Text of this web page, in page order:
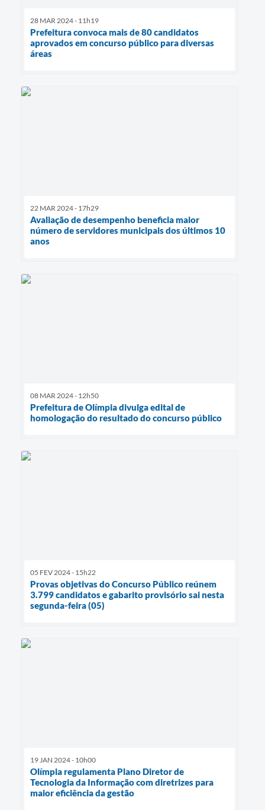
28 MAR 2024 - 11h19
Prefeitura convoca mais de 80 candidatos
aprovados em concurso público para diversas
áreas
22 MAR 2024 - 17h29
Avaliação de desempenho beneficia maior
número de servidores municipais dos últimos 10
anos
08 MAR 2024 - 12h50
Prefeitura de Olímpia divulga edital de
homologação do resultado do concurso público
05 FEV 2024 - 15h22
Provas objetivas do Concurso Público reúnem
3.799 candidatos e gabarito provisório sai nesta
segunda-feira (05)
19 JAN 2024 - 10h00
Olímpia regulamenta Plano Diretor de
Tecnologia da Informação com diretrizes para
maior eficiência da gestão